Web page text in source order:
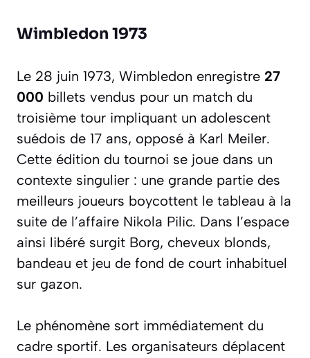
Wimbledon 1973
Le 28 juin 1973, Wimbledon enregistre 27
000 billets vendus pour un match du
troisième tour impliquant un adolescent
suédois de 17 ans, opposé à Karl Meiler.
Cette édition du tournoi se joue dans un
contexte singulier : une grande partie des
meilleurs joueurs boycottent le tableau à la
suite de l’affaire Nikola Pilic. Dans l’espace
ainsi libéré surgit Borg, cheveux blonds,
bandeau et jeu de fond de court inhabituel
sur gazon.
Le phénomène sort immédiatement du
cadre sportif. Les organisateurs déplacent